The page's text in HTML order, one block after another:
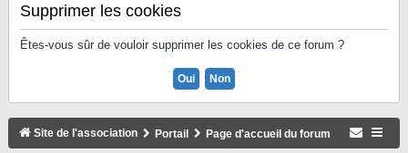
H
E
Supprimer les cookies
Êtes-vous sûr de vouloir supprimer les cookies de ce forum ?
Site de l'association Portail Page d'accueil du forum